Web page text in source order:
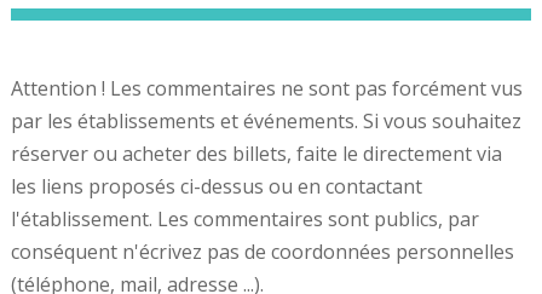
Attention ! Les commentaires ne sont pas forcément vus
par les établissements et événements. Si vous souhaitez
réserver ou acheter des billets, faite le directement via
les liens proposés ci-dessus ou en contactant
l'établissement. Les commentaires sont publics, par
conséquent n'écrivez pas de coordonnées personnelles
(téléphone, mail, adresse ...).